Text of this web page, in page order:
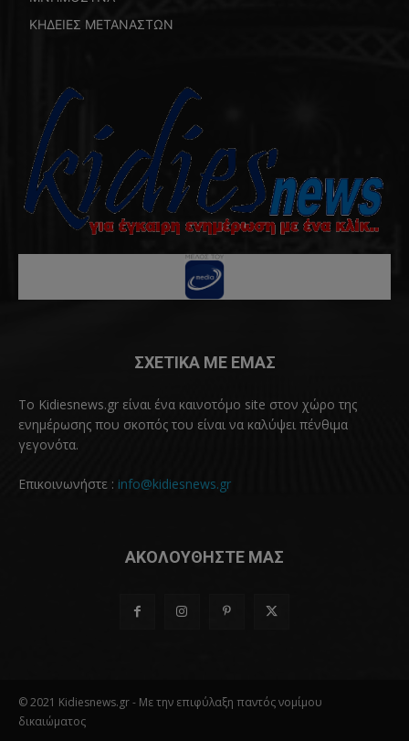
ΚΗΔΕΙΕΣ ΜΕΤΑΝΑΣΤΩΝ
ΣΧΕΤΙΚΑ ΜΕ ΕΜΑΣ
Το Kidiesnews.gr είναι ένα καινοτόμο site στον χώρο της
ενημέρωσης που σκοπός του είναι να καλύψει πένθιμα
γεγονότα.
Επικοινωνήστε : info@kidiesnews.gr
ΑΚΟΛΟΥΘΗΣΤΕ ΜΑΣ
© 2021 Kidiesnews.gr - Με την επιφύλαξη παντός νομίμου
δικαιώματος